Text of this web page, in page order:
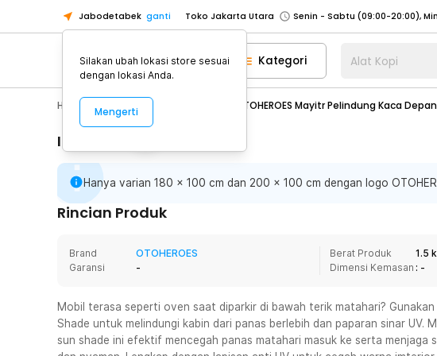
Jabodetabek ganti Toko Jakarta Utara
Toko Tangerang
Toko Cikupa
Pick n Go Jakarta Barat
Senin - Jumat (07:00 -
Pick n Go Bekasi
Senin - Jumat (08:00 - 20:00),
Senin - Jumat (08:00 - 20:00),
Senin - Sabtu (09:00-20:00),
Toko Jakarta Barat
Senin - Sabtu (09:00-20:00),
Toko Cikupa
Senin - Jumat (07:00 -
Pick n Go Bekasi
Senin - Jumat (08:00 - 20:00),
Pick n Go Depok
Senin - Jumat (08:00 - 20:00),
Kategori Alat Kopi
Hobby Mobil OTOHEROES Mayitr Pelindung Kaca
Informasi Penting
Hanya varian 180 x 100 cm dan 200 x 100 cm dengan logo
Rincian Produk
Brand
OTOHEROES
Garansi
-
Berat Produk
1.5
Dimensi Kemasan : -
Mobil terasa seperti oven saat diparkir di bawah terik matahari? Gunakan
Shade untuk melindungi kabin dari panas berlebih dan paparan sinar UV.
sun shade ini efektif mencegah panas matahari masuk ke serta menjaga
Silakan ubah lokasi store sesuai
dengan lokasi Anda.
Mengerti